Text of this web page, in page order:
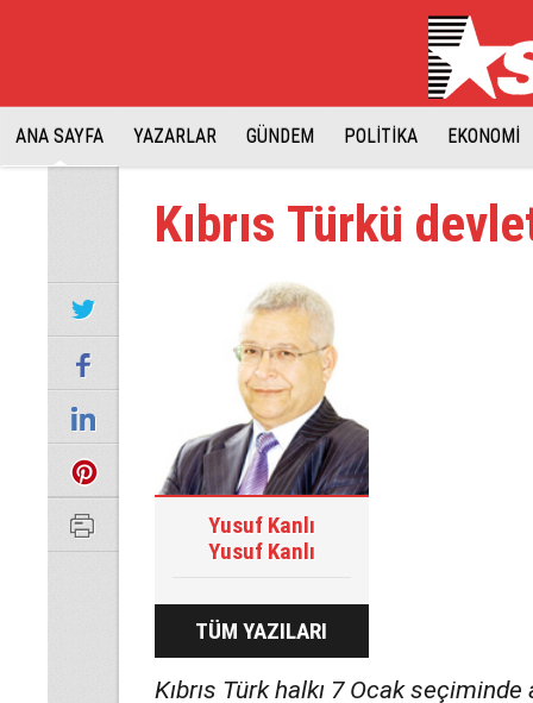
ANA SAYFA YAZARLAR GÜNDEM POLİTİKA EKONOMİ
Kıbrıs Türkü
Yusuf Kanlı
Yusuf Kanlı
TÜM YAZILARI
Kıbrıs Türk halkı 7 Ocak